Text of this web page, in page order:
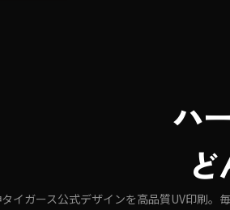
ハ
イガース公式デザインを高品質UV印刷。